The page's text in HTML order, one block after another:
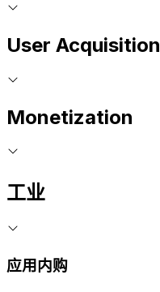
User Acquisition
Monetization
工业
应用内购